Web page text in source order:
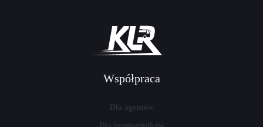
Współpraca
Dla agentów